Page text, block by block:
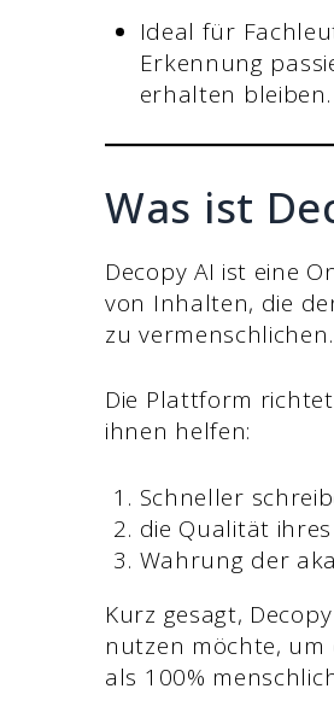
Ideal für
Erkennung
erhalten bleiben.
Was ist
Decopy AI ist eine
von Inhalten, die
zu vermenschlichen.
Die Plattform
ihnen helfen:
Schneller
die Qualität
Wahrung der
Kurz gesagt,
nutzen möchte, um
als 100%